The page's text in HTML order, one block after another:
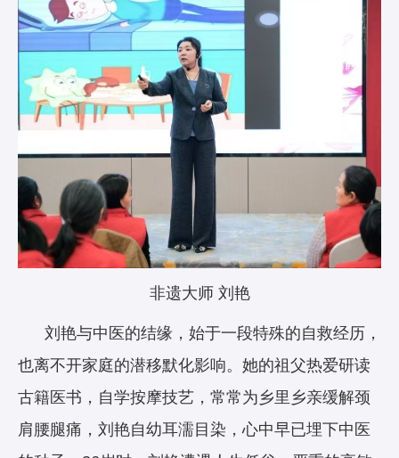
非遗大师 刘艳
刘艳与中医的结缘，始于一段特殊的自救经历，
也离不开家庭的潜移默化影响。她的祖父热爱研读
古籍医书，自学按摩技艺，常常为乡里乡亲缓解颈
肩腰腿痛，刘艳自幼耳濡目染，心中早已埋下中医